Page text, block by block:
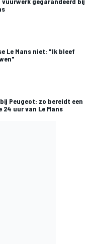
Le Mans niet: "Ik bleef
Peugeot: zo bereidt een
uur van Le Mans